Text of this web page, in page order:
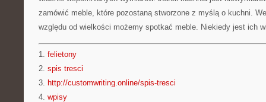
zamówić meble, które pozostaną stworzone z myślą o kuchni.
względu od wielkości możemy spotkać meble. Niekiedy jest ich
1. felietony
2. spis tresci
3. http://customwriting.online/spis-tresci
4. wpisy